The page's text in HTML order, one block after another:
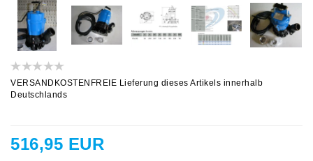
VERSANDKOSTENFREIE Lieferung dieses Artikels innerhalb
Deutschlands
516,95 EUR